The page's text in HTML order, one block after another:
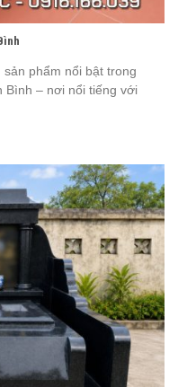
phẩm nổi bật trong
Bình – nơi nổi tiếng với